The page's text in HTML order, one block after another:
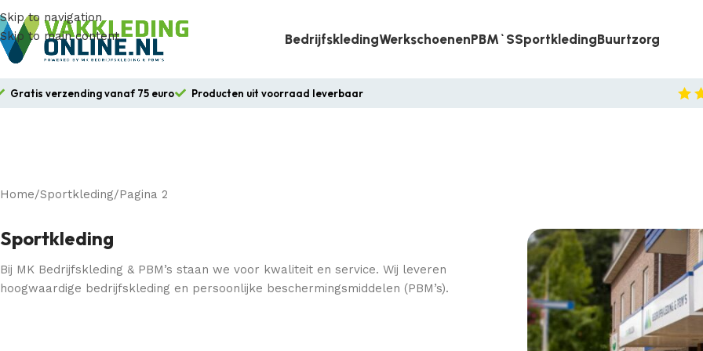
Skip to navigation
Skip to main content
BedrijfskledingWerkschoenenPBM`sSportkledingBuurtzorg
Gratis verzending vanaf 75 euro Producten uit voorraad leverbaar
Home Sportkleding Pagina 2
Sportkleding
Bij MK Bedrijfskleding & PBM’s staan we voor kwaliteit en service. Wij leveren
hoogwaardige bedrijfskleding en persoonlijke beschermingsmiddelen (PBM’s).